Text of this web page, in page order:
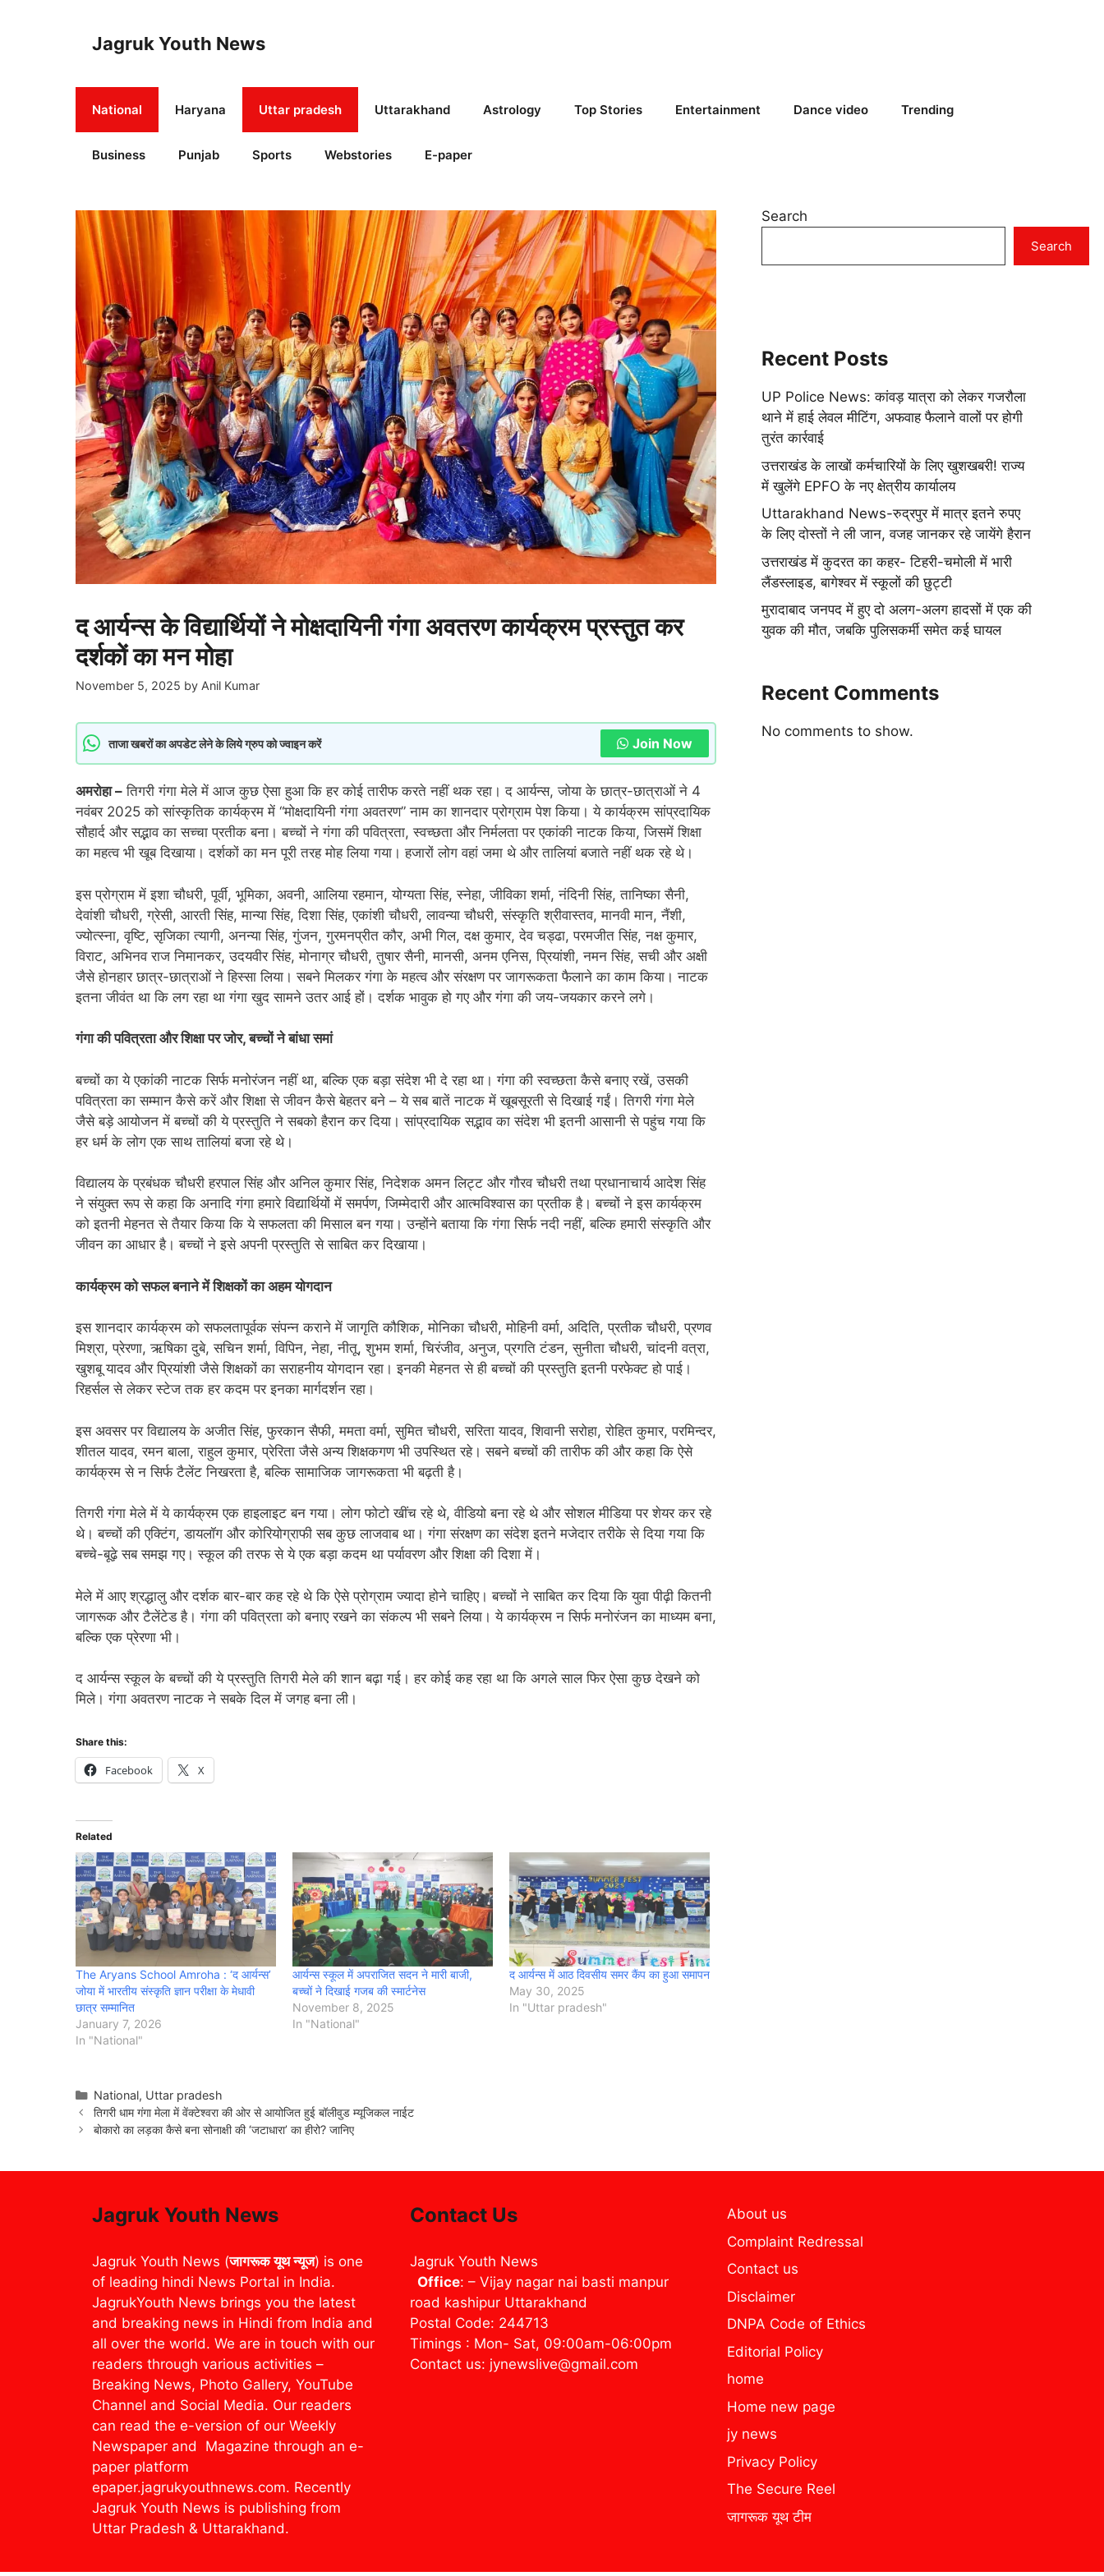
Jagruk Youth News
National Haryana Uttar pradesh Uttarakhand Astrology Top Stories Entertainment Dance video Trending
Business Punjab Sports Webstories E-paper
द आर्यन्स के विद्यार्थियों ने मोक्षदायिनी गंगा अवतरण कार्यक्रम प्रस्तुत कर
दर्शकों का मन मोहा
November 5, 2025 by Anil Kumar
ताजा खबरों का अपडेट लेने के लिये ग्रुप को ज्वाइन करें Join Now
अमरोहा – तिगरी गंगा मेले में आज कुछ ऐसा हुआ कि हर कोई तारीफ करते नहीं थक रहा। द आर्यन्स, जोया के छात्र-छात्राओं ने 4
नवंबर 2025 को सांस्कृतिक कार्यक्रम में “मोक्षदायिनी गंगा अवतरण” नाम का शानदार प्रोग्राम पेश किया। ये कार्यक्रम सांप्रदायिक
सौहार्द और सद्भाव का सच्चा प्रतीक बना। बच्चों ने गंगा की पवित्रता, स्वच्छता और निर्मलता पर एकांकी नाटक किया, जिसमें शिक्षा
का महत्व भी खूब दिखाया। दर्शकों का मन पूरी तरह मोह लिया गया। हजारों लोग वहां जमा थे और तालियां बजाते नहीं थक रहे थे।
इस प्रोग्राम में इशा चौधरी, पूर्वी, भूमिका, अवनी, आलिया रहमान, योग्यता सिंह, स्नेहा, जीविका शर्मा, नंदिनी सिंह, तानिष्का सैनी,
देवांशी चौधरी, ग्रेसी, आरती सिंह, मान्या सिंह, दिशा सिंह, एकांशी चौधरी, लावन्या चौधरी, संस्कृति श्रीवास्तव, मानवी मान, नैंशी,
ज्योत्स्ना, वृष्टि, सृजिका त्यागी, अनन्या सिंह, गुंजन, गुरमनप्रीत कौर, अभी गिल, दक्ष कुमार, देव चड्ढा, परमजीत सिंह, नक्ष कुमार,
विराट, अभिनव राज निमानकर, उदयवीर सिंह, मोनाग्र चौधरी, तुषार सैनी, मानसी, अनम एनिस, प्रियांशी, नमन सिंह, सची और अक्षी
जैसे होनहार छात्र-छात्राओं ने हिस्सा लिया। सबने मिलकर गंगा के महत्व और संरक्षण पर जागरूकता फैलाने का काम किया। नाटक
इतना जीवंत था कि लग रहा था गंगा खुद सामने उतर आई हों। दर्शक भावुक हो गए और गंगा की जय-जयकार करने लगे।
गंगा की पवित्रता और शिक्षा पर जोर, बच्चों ने बांधा समां
बच्चों का ये एकांकी नाटक सिर्फ मनोरंजन नहीं था, बल्कि एक बड़ा संदेश भी दे रहा था। गंगा की स्वच्छता कैसे बनाए रखें, उसकी
पवित्रता का सम्मान कैसे करें और शिक्षा से जीवन कैसे बेहतर बने – ये सब बातें नाटक में खूबसूरती से दिखाई गईं। तिगरी गंगा मेले
जैसे बड़े आयोजन में बच्चों की ये प्रस्तुति ने सबको हैरान कर दिया। सांप्रदायिक सद्भाव का संदेश भी इतनी आसानी से पहुंच गया कि
हर धर्म के लोग एक साथ तालियां बजा रहे थे।
विद्यालय के प्रबंधक चौधरी हरपाल सिंह और अनिल कुमार सिंह, निदेशक अमन लिट्ट और गौरव चौधरी तथा प्रधानाचार्य आदेश सिंह
ने संयुक्त रूप से कहा कि अनादि गंगा हमारे विद्यार्थियों में समर्पण, जिम्मेदारी और आत्मविश्वास का प्रतीक है। बच्चों ने इस कार्यक्रम
को इतनी मेहनत से तैयार किया कि ये सफलता की मिसाल बन गया। उन्होंने बताया कि गंगा सिर्फ नदी नहीं, बल्कि हमारी संस्कृति और
जीवन का आधार है। बच्चों ने इसे अपनी प्रस्तुति से साबित कर दिखाया।
कार्यक्रम को सफल बनाने में शिक्षकों का अहम योगदान
इस शानदार कार्यक्रम को सफलतापूर्वक संपन्न कराने में जागृति कौशिक, मोनिका चौधरी, मोहिनी वर्मा, अदिति, प्रतीक चौधरी, प्रणव
मिश्रा, प्रेरणा, ऋषिका दुबे, सचिन शर्मा, विपिन, नेहा, नीतू, शुभम शर्मा, चिरंजीव, अनुज, प्रगति टंडन, सुनीता चौधरी, चांदनी वत्रा,
खुशबू यादव और प्रियांशी जैसे शिक्षकों का सराहनीय योगदान रहा। इनकी मेहनत से ही बच्चों की प्रस्तुति इतनी परफेक्ट हो पाई।
रिहर्सल से लेकर स्टेज तक हर कदम पर इनका मार्गदर्शन रहा।
इस अवसर पर विद्यालय के अजीत सिंह, फुरकान सैफी, ममता वर्मा, सुमित चौधरी, सरिता यादव, शिवानी सरोहा, रोहित कुमार, परमिन्दर,
शीतल यादव, रमन बाला, राहुल कुमार, प्रेरिता जैसे अन्य शिक्षकगण भी उपस्थित रहे। सबने बच्चों की तारीफ की और कहा कि ऐसे
कार्यक्रम से न सिर्फ टैलेंट निखरता है, बल्कि सामाजिक जागरूकता भी बढ़ती है।
तिगरी गंगा मेले में ये कार्यक्रम एक हाइलाइट बन गया। लोग फोटो खींच रहे थे, वीडियो बना रहे थे और सोशल मीडिया पर शेयर कर रहे
थे। बच्चों की एक्टिंग, डायलॉग और कोरियोग्राफी सब कुछ लाजवाब था। गंगा संरक्षण का संदेश इतने मजेदार तरीके से दिया गया कि
बच्चे-बूढ़े सब समझ गए। स्कूल की तरफ से ये एक बड़ा कदम था पर्यावरण और शिक्षा की दिशा में।
मेले में आए श्रद्धालु और दर्शक बार-बार कह रहे थे कि ऐसे प्रोग्राम ज्यादा होने चाहिए। बच्चों ने साबित कर दिया कि युवा पीढ़ी कितनी
जागरूक और टैलेंटेड है। गंगा की पवित्रता को बनाए रखने का संकल्प भी सबने लिया। ये कार्यक्रम न सिर्फ मनोरंजन का माध्यम बना,
बल्कि एक प्रेरणा भी।
द आर्यन्स स्कूल के बच्चों की ये प्रस्तुति तिगरी मेले की शान बढ़ा गई। हर कोई कह रहा था कि अगले साल फिर ऐसा कुछ देखने को
मिले। गंगा अवतरण नाटक ने सबके दिल में जगह बना ली।
Share this:
Facebook X
Related
The Aryans School Amroha : ‘द आर्यन्स’
जोया में भारतीय संस्कृति ज्ञान परीक्षा के मेधावी
छात्र सम्मानित
January 7, 2026
In "National"
आर्यन्स स्कूल में अपराजित सदन ने मारी बाजी,
बच्चों ने दिखाई गजब की स्मार्टनेस
November 8, 2025
In "National"
द आर्यन्स में आठ दिवसीय समर कैंप का हुआ समापन
May 30, 2025
In "Uttar pradesh"
Categories
National, Uttar pradesh
तिगरी धाम गंगा मेला में वेंक्टेश्वरा की ओर से आयोजित हुई बॉलीवुड म्यूजिकल नाईट
बोकारो का लड़का कैसे बना सोनाक्षी की ‘जटाधारा’ का हीरो? जानिए
Search
Search
Recent Posts
UP Police News: कांवड़ यात्रा को लेकर गजरौला
थाने में हाई लेवल मीटिंग, अफवाह फैलाने वालों पर होगी
तुरंत कार्रवाई
उत्तराखंड के लाखों कर्मचारियों के लिए खुशखबरी! राज्य
में खुलेंगे EPFO के नए क्षेत्रीय कार्यालय
Uttarakhand News-रुद्रपुर में मात्र इतने रुपए
के लिए दोस्तों ने ली जान, वजह जानकर रहे जायेंगे हैरान
उत्तराखंड में कुदरत का कहर- टिहरी-चमोली में भारी
लैंडस्लाइड, बागेश्वर में स्कूलों की छुट्टी
मुरादाबाद जनपद में हुए दो अलग-अलग हादसों में एक की
युवक की मौत, जबकि पुलिसकर्मी समेत कई घायल
Recent Comments
No comments to show.
Jagruk Youth News
Jagruk Youth News (जागरूक यूथ न्यूज) is one
of leading hindi News Portal in India.
JagrukYouth News brings you the latest
and breaking news in Hindi from India and
all over the world. We are in touch with our
readers through various activities –
Breaking News, Photo Gallery, YouTube
Channel and Social Media. Our readers
can read the e-version of our Weekly
Newspaper and Magazine through an e-
paper platform
epaper.jagrukyouthnews.com. Recently
Jagruk Youth News is publishing from
Uttar Pradesh & Uttarakhand.
Contact Us
Jagruk Youth News
Office: – Vijay nagar nai basti manpur
road kashipur Uttarakhand
Postal Code: 244713
Timings : Mon- Sat, 09:00am-06:00pm
Contact us: jynewslive@gmail.com
About us
Complaint Redressal
Contact us
Disclaimer
DNPA Code of Ethics
Editorial Policy
home
Home new page
jy news
Privacy Policy
The Secure Reel
जागरूक यूथ टीम